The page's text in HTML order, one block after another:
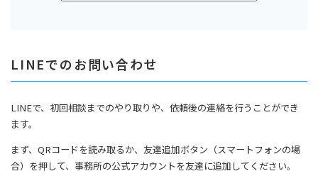
LINEでのお問い合わせ
LINEで、初回相談までのやり取りや、依頼後の連絡を行うことができ
ます。
まず、QRコードを読み取るか、友達追加ボタン（スマートフォンの場
合）を押して、事務所の公式アカウントを友達に追加してください。